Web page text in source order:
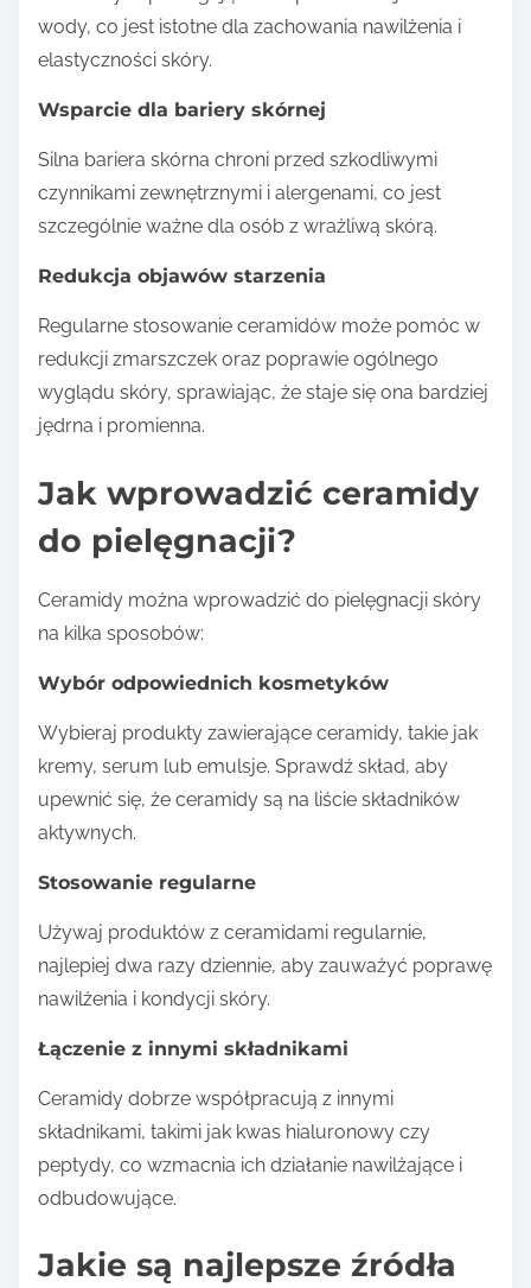
wody, co jest istotne dla zachowania nawilżenia i
elastyczności skóry.
Wsparcie dla bariery skórnej
Silna bariera skórna chroni przed szkodliwymi
czynnikami zewnętrznymi i alergenami, co jest
szczególnie ważne dla osób z wrażliwą skórą.
Redukcja objawów starzenia
Regularne stosowanie ceramidów może pomóc w
redukcji zmarszczek oraz poprawie ogólnego
wyglądu skóry, sprawiając, że staje się ona bardziej
jędrna i promienna.
Jak wprowadzić ceramidy
do pielęgnacji?
Ceramidy można wprowadzić do pielęgnacji skóry
na kilka sposobów:
Wybór odpowiednich kosmetyków
Wybieraj produkty zawierające ceramidy, takie jak
kremy, serum lub emulsje. Sprawdź skład, aby
upewnić się, że ceramidy są na liście składników
aktywnych.
Stosowanie regularne
Używaj produktów z ceramidami regularnie,
najlepiej dwa razy dziennie, aby zauważyć poprawę
nawilżenia i kondycji skóry.
Łączenie z innymi składnikami
Ceramidy dobrze współpracują z innymi
składnikami, takimi jak kwas hialuronowy czy
peptydy, co wzmacnia ich działanie nawilżające i
odbudowujące.
Jakie są najlepsze źródła